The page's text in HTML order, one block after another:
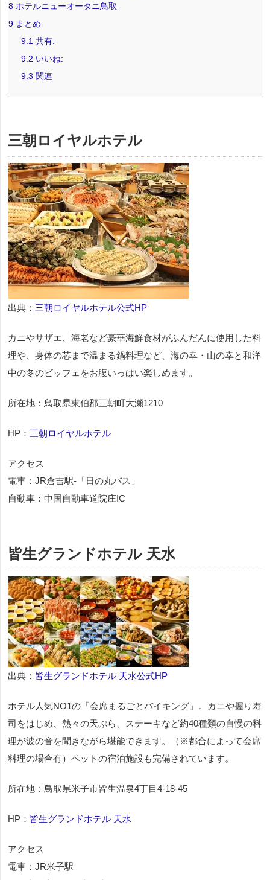
8 ホテルニューオータニ鳥取
9 まとめ
9.1 共有:
9.2 いいね:
9.3 関連
三朝ロイヤルホテル
出典： 三朝ロイヤルホテル公式HP
カニやサザエ、海老など豪華海鮮食材がふんだんに使用した料
理や、身体の芯まで温まる鍋料理など、海の幸・山の幸と和洋
中の冬のビッフェをお腹いっぱい楽しめます。
所在地：鳥取県東伯郡三朝町大瀬1210
HP： 三朝ロイヤルホテル
アクセス
電車：JR倉吉駅‐「日の丸バス」
自動車：中国自動車道院庄IC
皆生グランドホテル 天水
出典： 皆生グランドホテル 天水公式HP
ホテル人気NO1の「会席まるごとバイキング」。カニや握り寿
司をはじめ、熱々の天ぷら、ステーキなど約40種類の自慢の料
理が波の音を聞きながら堪能できます。（※都合によって会席
料理の場合有）ペットの宿泊施設も完備されています。
所在地：鳥取県米子市皆生温泉4丁目4-18-45
HP： 皆生グランドホテル 天水
アクセス
電車：JR米子駅